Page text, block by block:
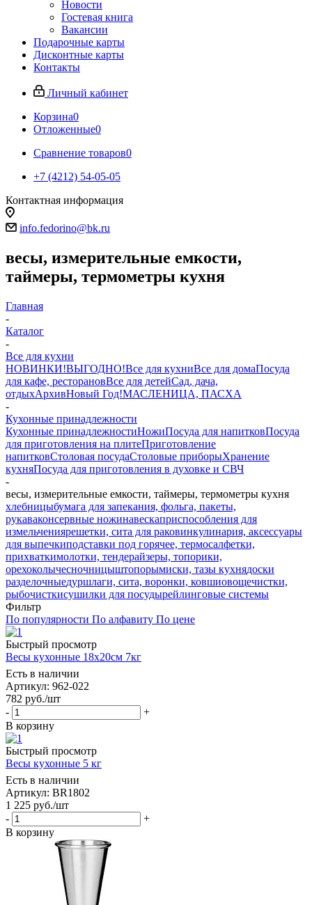
Новости
Гостевая книга
Вакансии
Подарочные карты
Дисконтные карты
Контакты
Личный кабинет
Корзина0
Отложенные0
Сравнение товаров0
+7 (4212) 54-05-05
Контактная информация
info.fedorino@bk.ru
весы, измерительные емкости,
таймеры, термометры кухня
Главная
-
Каталог
-
Все для кухни
НОВИНКИ!ВЫГОДНО!Все для кухниВсе для домаПосуда
для кафе, ресторановВсе для детейСад, дача,
отдыхАрхивНовый Год!МАСЛЕНИЦА, ПАСХА
-
Кухонные принадлежности
Кухонные принадлежностиНожиПосуда для напитковПосуда
для приготовления на плитеПриготовление
напитковСтоловая посудаСтоловые приборыХранение
кухняПосуда для приготовления в духовке и СВЧ
-
весы, измерительные емкости, таймеры, термометры кухня
хлебницыбумага для запекания, фольга, пакеты,
рукаваконсервные ножинавескаприспособления для
измельчениярешетки, сита для раковинкулинария, аксессуары
для выпечкиподставки под горячее, термосалфетки,
прихваткимолотки, тендерайзеры, топорики,
орехоколычесночницыштопорымиски, тазы кухнядоски
разделочныедуршлаги, сита, воронки, ковшиовощечистки,
рыбочисткисушилки для посудырейлинговые системы
Фильтр
По популярности По алфавиту По цене
Быстрый просмотр
Весы кухонные 18х20см 7кг
Есть в наличии
Артикул: 962-022
782 руб./шт
-
+
В корзину
Быстрый просмотр
Весы кухонные 5 кг
Есть в наличии
Артикул: BR1802
1 225 руб./шт
-
+
В корзину